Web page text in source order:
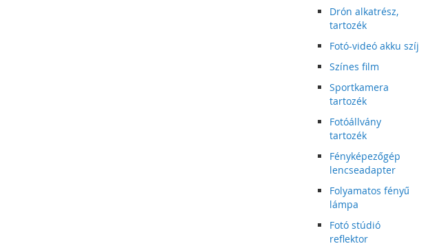
Drón alkatrész,
tartozék
Fotó-videó akku szíj
Színes film
Sportkamera
tartozék
Fotóállvány
tartozék
Fényképezőgép
lencseadapter
Folyamatos fényű
lámpa
Fotó stúdió
reflektor